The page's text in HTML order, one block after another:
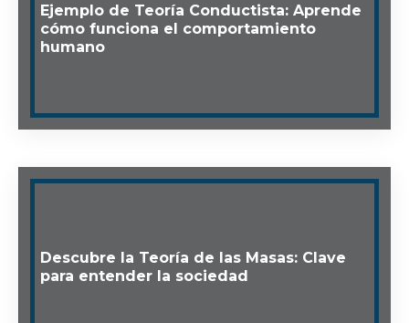
Ejemplo de Teoría Conductista: Aprende
cómo funciona el comportamiento
humano
Descubre la Teoría de las Masas: Clave
para entender la sociedad